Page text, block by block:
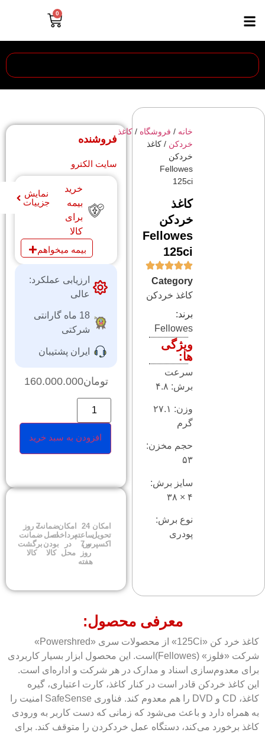
0
فروشنده
سایت الکترو
خرید
بیمه
برای
کالا
نمایش
جزییات
بیمه میخواهم
ارزیابی عملکرد:
عالی
18 ماه گارانتی
شرکتی
ایران پشتیبان
تومان160.000.000
افزودن به سبد خرید
امکان
تحویل
اکسپرس
24
ساعته
و 7
روز
هفته
امکان
پرداخت
در
محل
ضمانت
اصل
بودن
کالا
7 روز
ضمانت
برگشت
کالا
خانه / فروشگاه /کاغذ
خردکن / کاغذ
خردکن
Fellowes
125ci
کاغذ
خردکن
Fellowes
125ci
Category
کاغذ خردکن
برند:
Fellowes
ویژگی
ها:
سرعت
برش: ۴.۸
وزن: ۲۷.۱
گرم
حجم مخزن:
۵۳
سایز برش:
۴ × ۳۸
نوع برش:
پودری
معرفی محصول:
کاغذ خرد کن «125Ci» از محصولات سری «Powershred»
شرکت «فلوز» (Fellowes)است. این محصول ابزار بسیار کاربردی
برای معدوم‌سازی اسناد و مدارک در هر شرکت و اداره‌ای است.
این کاغذ خردکن قادر است در کنار کاغذ، کارت اعتباری، گیره
کاغذ، CD و DVD را هم معدوم کند. فناوری SafeSense امنیت را
به همراه دارد و باعث می‌شود که زمانی که دست کاربر به ورودی
کاغذ برخورد می‌کند، دستگاه عمل خردکردن را متوقف کند. برای